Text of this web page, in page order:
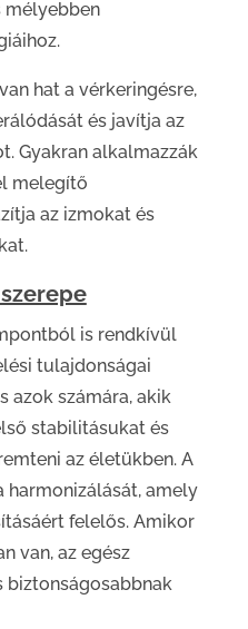
mélyebben
hat a vérkeringésre,
és javítja az
Gyakran alkalmazzák
melegítő
az izmokat és
is rendkívül
tulajdonságai
azok számára, akik
stabilitásukat és
az életükben. A
harmonizálását, amely
felelős. Amikor
van, az egész
biztonságosabbnak